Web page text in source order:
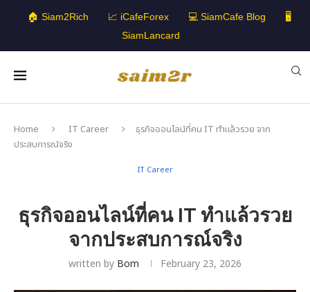
🏠 Siam2Rich 📈 iCafeForex 💻 SiamCafe Blog
🖥️
SiamLancard
Home IT Career
ธุรกิจออนไลน์ที่คน IT ทำแล้วรวย จาก
ประสบการณ์จริง
IT Career
ธุรกิจออนไลน์ที่คน IT ทำแล้วรวย
จากประสบการณ์จริง
written by Bom February 23, 2026